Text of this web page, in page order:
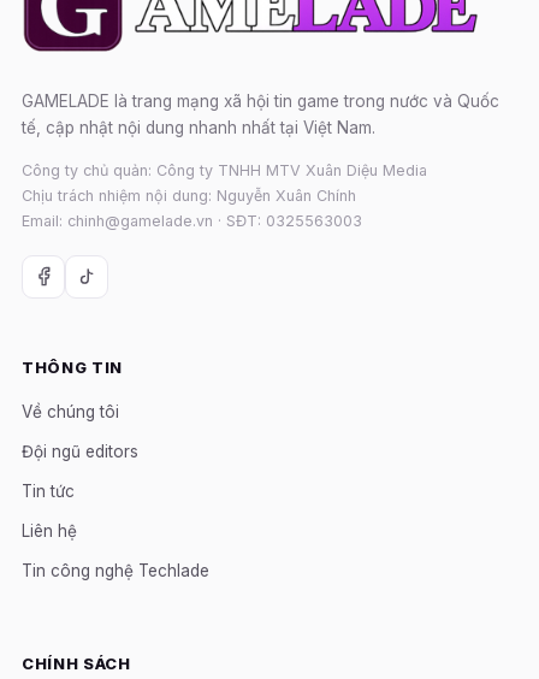
GAMELADE là trang mạng xã hội tin game trong nước và Quốc
tế, cập nhật nội dung nhanh nhất tại Việt Nam.
Công ty chủ quản: Công ty TNHH MTV Xuân Diệu Media
Chịu trách nhiệm nội dung: Nguyễn Xuân Chính
Email: chinh@gamelade.vn · SĐT: 0325563003
THÔNG TIN
Về chúng tôi
Đội ngũ editors
Tin tức
Liên hệ
Tin công nghệ Techlade
CHÍNH SÁCH